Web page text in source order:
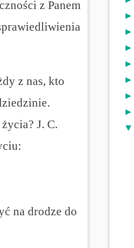
z Panem
z nas, kto
J. C.
na drodze do
►
►
►
►
►
►
►
▼